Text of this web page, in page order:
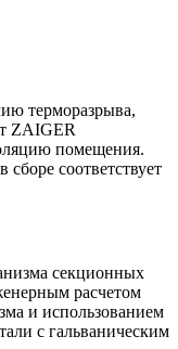
терморазрыва,
ZAIGER
помещения.
соответствует
секционных
расчетом
и использованием
с гальваническим